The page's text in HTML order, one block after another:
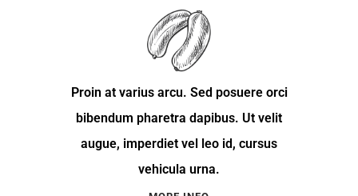
Proin at varius arcu. Sed posuere orci
bibendum pharetra dapibus. Ut velit
augue, imperdiet vel leo id, cursus
vehicula urna.